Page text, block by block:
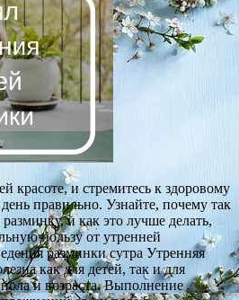
красоте, и стремитесь к здоровому
правильно. Узнайте, почему так
и как это лучше делать,
пользу от утренней
разминки сутра Утренняя
как для детей, так и для
и возраста. Выполнение